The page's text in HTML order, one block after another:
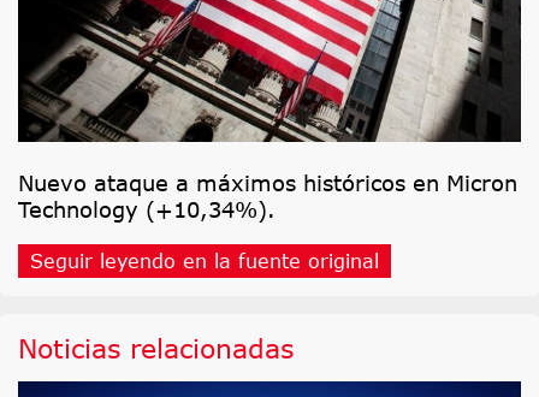
Nuevo ataque a máximos históricos en Micron
Technology (+10,34%).
Seguir leyendo en la fuente original
Noticias relacionadas